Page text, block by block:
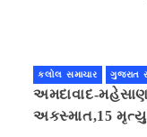
કલોલ સમાચાર ગુજરાત
અમદાવાદ-
અકસ્માત,15 મૃત્યુ